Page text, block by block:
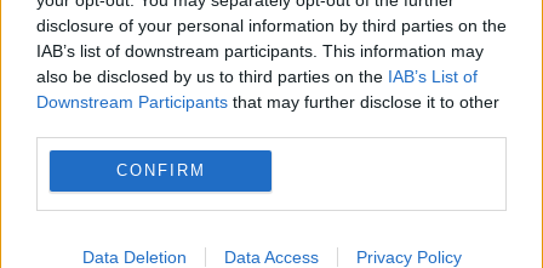
disclosure of your personal information by third parties on the
IAB’s list of downstream participants. This information may
also be disclosed by us to third parties on the IAB’s List of
Downstream Participants that may further disclose it to other
CONFIRM
Data Deletion Data Access Privacy Policy
dezvoltate...